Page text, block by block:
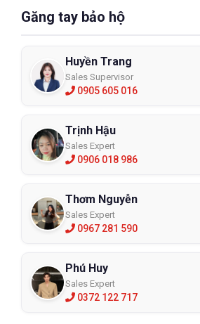
Găng tay bảo hộ
Huyền Trang
Sales Supervisor
0905 605 016
Trịnh Hậu
Sales Expert
0906 018 986
Thơm Nguyễn
Sales Expert
0967 281 590
Phú Huy
Sales Expert
0372 122 717